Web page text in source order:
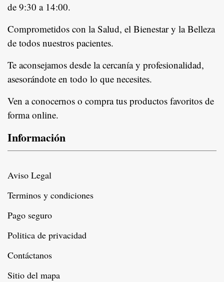
de 9:30 a 14:00.
Comprometidos con la Salud, el Bienestar y la Belleza
de todos nuestros pacientes.
Te aconsejamos desde la cercanía y profesionalidad,
asesorándote en todo lo que necesites.
Ven a conocernos o compra tus productos favoritos de
forma online.
Información
Aviso Legal
Terminos y condiciones
Pago seguro
Politica de privacidad
Contáctanos
Sitio del mapa